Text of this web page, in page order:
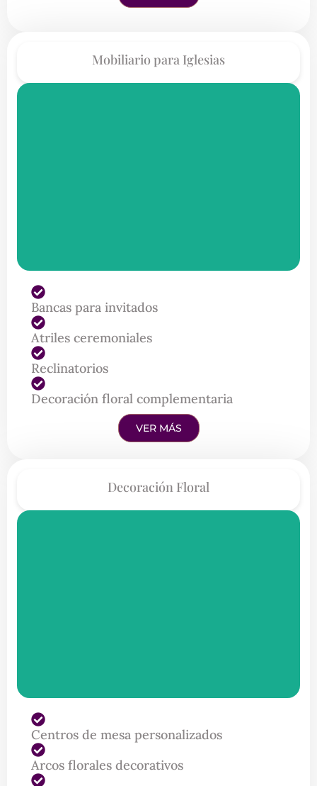
Mobiliario para Iglesias
Bancas para invitados
Atriles ceremoniales
Reclinatorios
Decoración floral complementaria
VER MÁS
Decoración Floral
Centros de mesa personalizados
Arcos florales decorativos